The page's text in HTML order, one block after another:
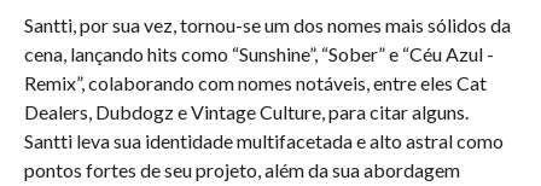
Santti, por sua vez, tornou-se um dos nomes mais sólidos da
cena, lançando hits como “Sunshine”, “Sober” e “Céu Azul -
Remix”, colaborando com nomes notáveis, entre eles Cat
Dealers, Dubdogz e Vintage Culture, para citar alguns.
Santti leva sua identidade multifacetada e alto astral como
pontos fortes de seu projeto, além da sua abordagem